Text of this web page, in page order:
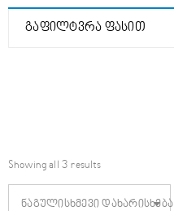
ᲒᲐᲤᲘᲚᲢᲕᲠᲐ ᲤᲐᲡᲘᲗ
Showing all 3 results
ნაგულისხმევი დახარისხება